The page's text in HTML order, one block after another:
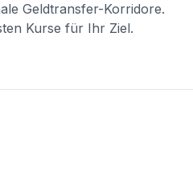
Geldtransfer-Korridore.
Kurse für Ihr Ziel.